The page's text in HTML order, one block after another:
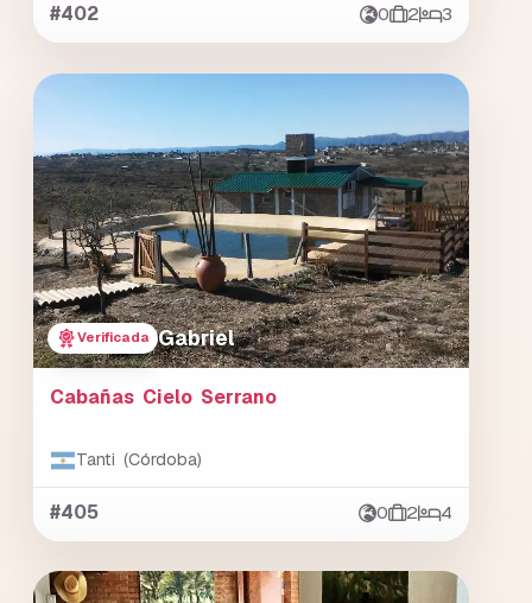
#402 0 2 3
Verificada Gabriel
Cabañas Cielo Serrano
Tanti (Córdoba)
#405 0 2 4